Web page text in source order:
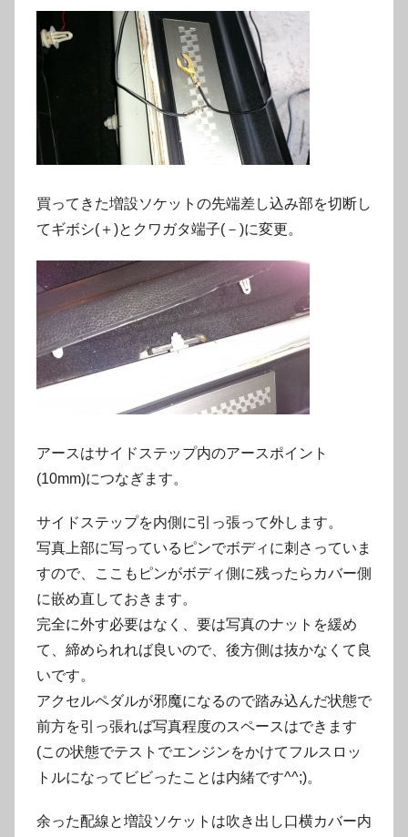
買ってきた増設ソケットの先端差し込み部を切断し
てギボシ(＋)とクワガタ端子(－)に変更。
アースはサイドステップ内のアースポイント
(10mm)につなぎます。
サイドステップを内側に引っ張って外します。
写真上部に写っているピンでボディに刺さっていま
すので、ここもピンがボディ側に残ったらカバー側
に嵌め直しておきます。
完全に外す必要はなく、要は写真のナットを緩め
て、締められれば良いので、後方側は抜かなくて良
いです。
アクセルペダルが邪魔になるので踏み込んだ状態で
前方を引っ張れば写真程度のスペースはできます
(この状態でテストでエンジンをかけてフルスロッ
トルになってビビったことは内緒です^^;)。
余った配線と増設ソケットは吹き出し口横カバー内